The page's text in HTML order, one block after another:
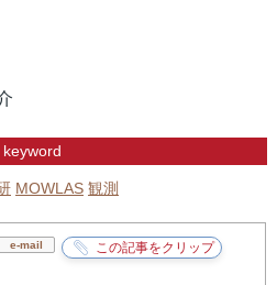
keyword
MOWLAS 観測
e-mail